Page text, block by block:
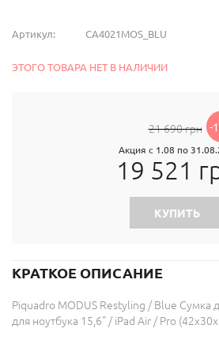
Артикул: CA4021MOS_BLU
ЭТОГО ТОВАРА НЕТ В НАЛИЧИИ
21 690 грн -
Акция с 1.08 по
19 521
КУПИТЬ
КРАТКОЕ ОПИСАНИЕ
Piquadro MODUS Restyling / Blue Сумка
для ноутбука 15,6" / iPad Air / Pro